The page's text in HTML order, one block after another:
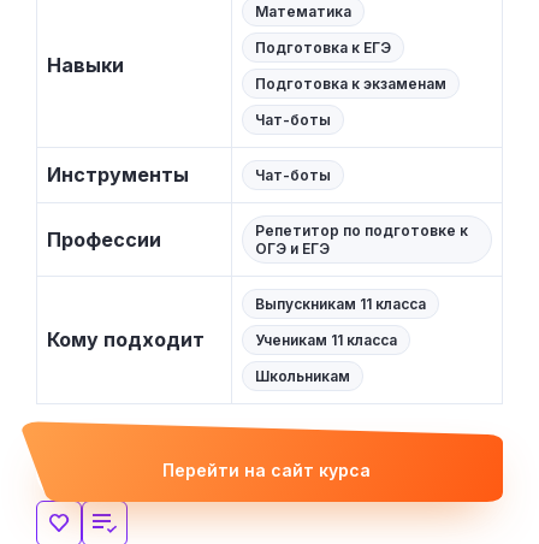
Навыки
Математика
Подготовка к ЕГЭ
Подготовка к экзаменам
Чат-боты
Инструменты Чат-боты
Профессии
Репетитор по подготовке к
ОГЭ и ЕГЭ
Кому подходит
Выпускникам 11 класса
Ученикам 11 класса
Школьникам
Перейти на сайт курса